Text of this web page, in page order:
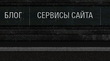
БЛОГ СЕРВИСЫ САЙТА